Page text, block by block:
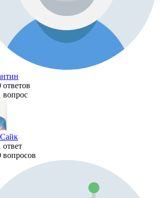
ответов
вопрос
ответ
вопросов